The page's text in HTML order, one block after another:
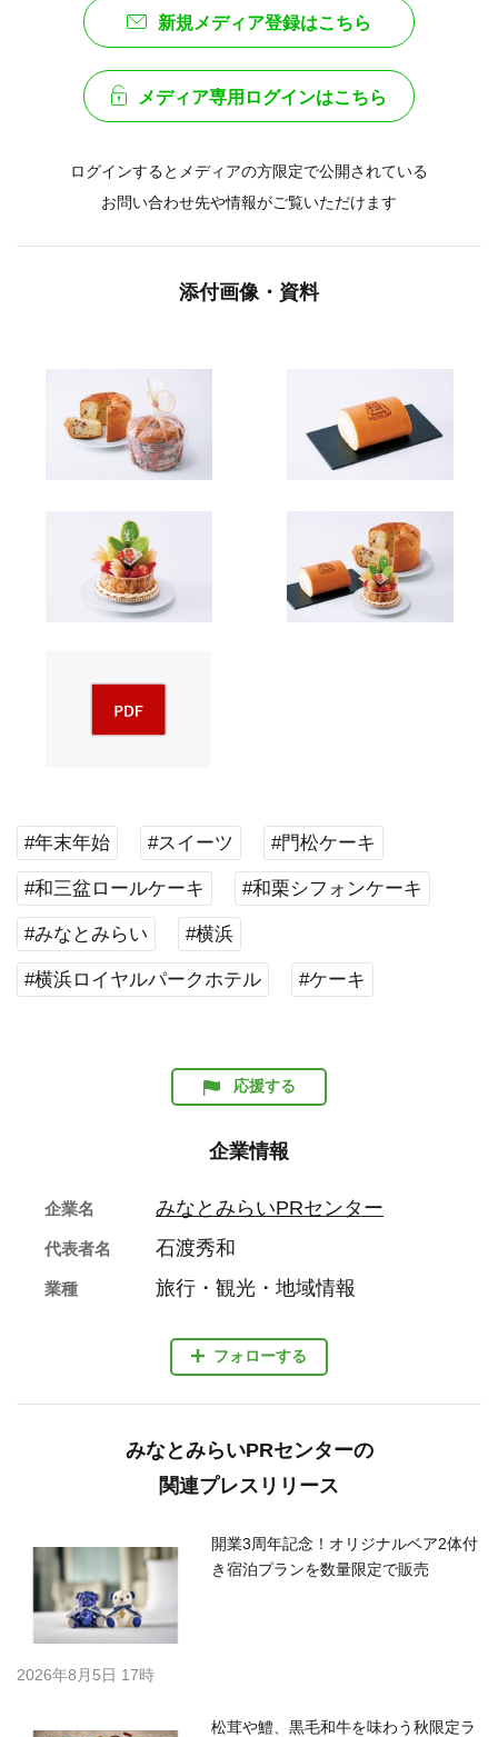
新規メディア登録はこちら
メディア専用ログインはこちら
ログインするとメディアの方限定で公開されている
お問い合わせ先や情報がご覧いただけます
添付画像・資料
#年末年始 #スイーツ #門松ケーキ
#和三盆ロールケーキ #和栗シフォンケーキ
#みなとみらい #横浜
#横浜ロイヤルパークホテル #ケーキ
応援する
企業情報
フォローする
企業名 みなとみらいPRセンター
代表者名 石渡秀和
業種 旅行・観光・地域情報
みなとみらいPRセンターの
関連プレスリリース
開業3周年記念！オリジナルベア2体付
き宿泊プランを数量限定で販売
2026年8月5日 17時
松茸や鱧、黒毛和牛を味わう秋限定ラ